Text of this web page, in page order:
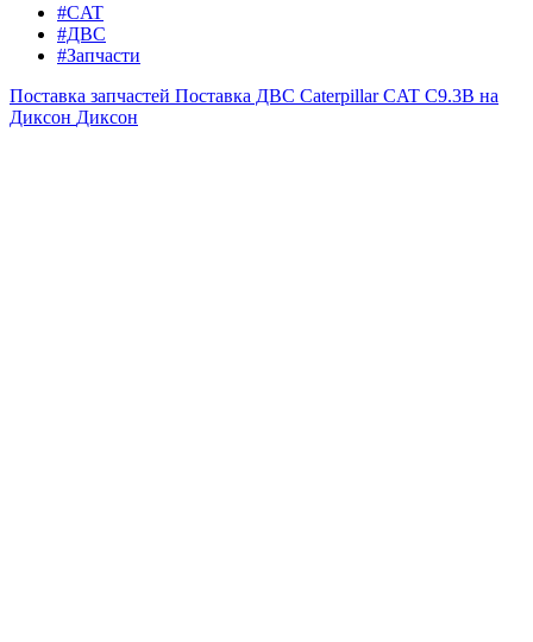
#CAT
#ДВС
#Запчасти
Поставка запчастей Поставка ДВС Caterpillar CAT C9.3B на
Диксон Диксон